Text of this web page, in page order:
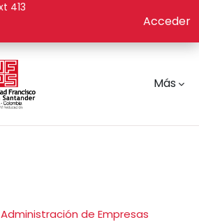
413
Acceder
Más
de Empresas